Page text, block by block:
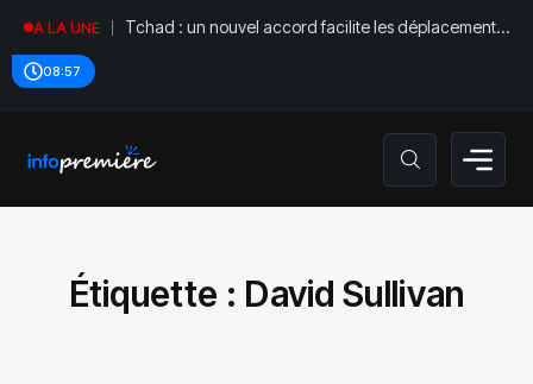
A LA UNE
Tchad : un nouvel accord facilite les déplacements
08:57
Étiquette : David Sullivan